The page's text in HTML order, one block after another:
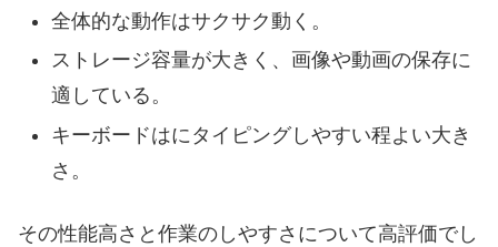
全体的な動作はサクサク動く。
ストレージ容量が大きく、画像や動画の保存に
適している。
キーボードはにタイピングしやすい程よい大き
さ。
その性能高さと作業のしやすさについて高評価でし